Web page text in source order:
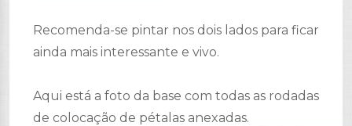
Recomenda-se pintar nos dois lados para ficar
ainda mais interessante e vivo.
Aqui está a foto da base com todas as rodadas
de colocação de pétalas anexadas.